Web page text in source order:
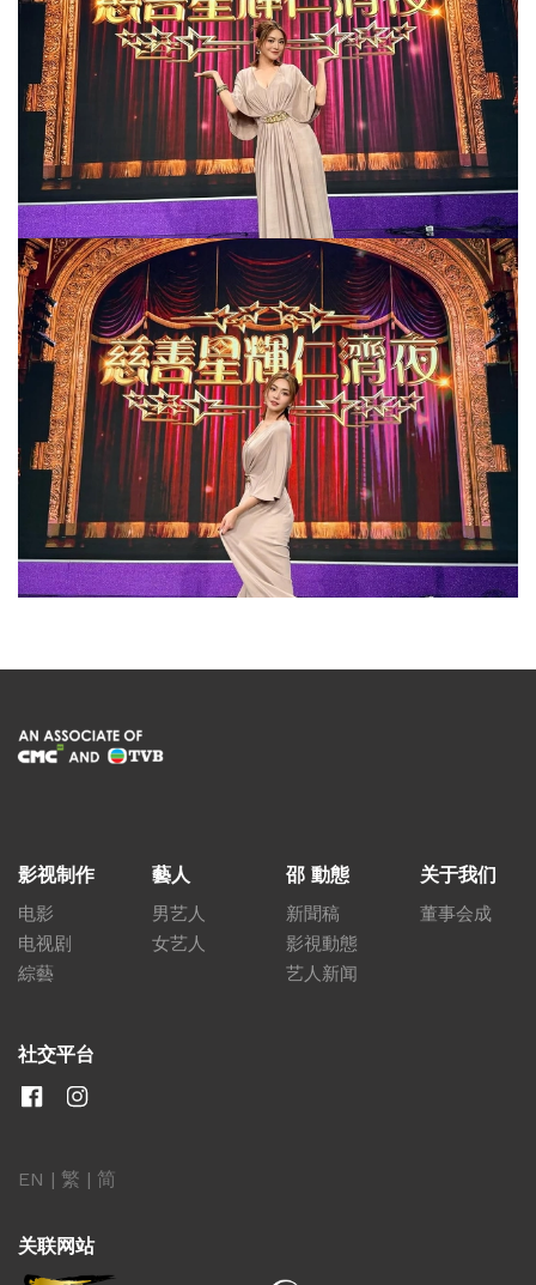
影视制作
电影
电视剧
綜藝
藝人
男艺人
女艺人
邵 動態
新聞稿
影視動態
艺人新闻
关于我们
董事会成
社交平台
EN | 繁 | 简
关联网站